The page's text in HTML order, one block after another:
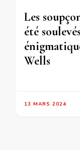
Les
été
Wells
13 MARS 2024